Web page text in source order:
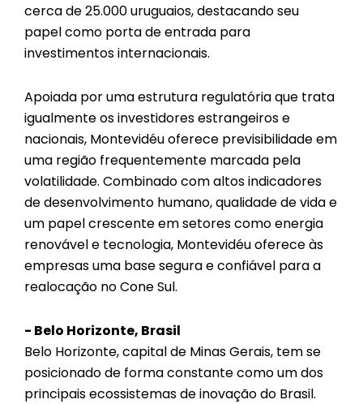
cerca de 25.000 uruguaios, destacando seu
papel como porta de entrada para
investimentos internacionais.
Apoiada por uma estrutura regulatória que trata
igualmente os investidores estrangeiros e
nacionais, Montevidéu oferece previsibilidade em
uma região frequentemente marcada pela
volatilidade. Combinado com altos indicadores
de desenvolvimento humano, qualidade de vida e
um papel crescente em setores como energia
renovável e tecnologia, Montevidéu oferece às
empresas uma base segura e confiável para a
realocação no Cone Sul.
- Belo Horizonte, Brasil
Belo Horizonte, capital de Minas Gerais, tem se
posicionado de forma constante como um dos
principais ecossistemas de inovação do Brasil.